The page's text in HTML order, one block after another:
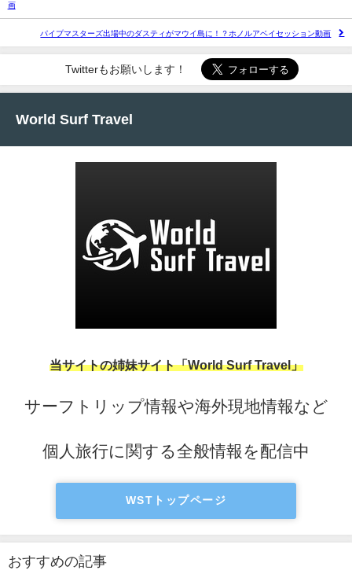
画
パイプマスターズ出場中のダスティがマウイ島に！？ホノルアベイセッション動画
Twitterもお願いします！
World Surf Travel
当サイトの姉妹サイト「World Surf Travel」
サーフトリップ情報や海外現地情報など
個人旅行に関する全般情報を配信中
WSTトップページ
おすすめの記事